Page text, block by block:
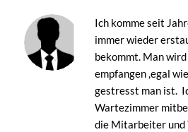
Ich komme seit
immer wieder
bekommt. Man
empfangen ,egal
gestresst man ist.
Wartezimmer
die Mitarbeiter und